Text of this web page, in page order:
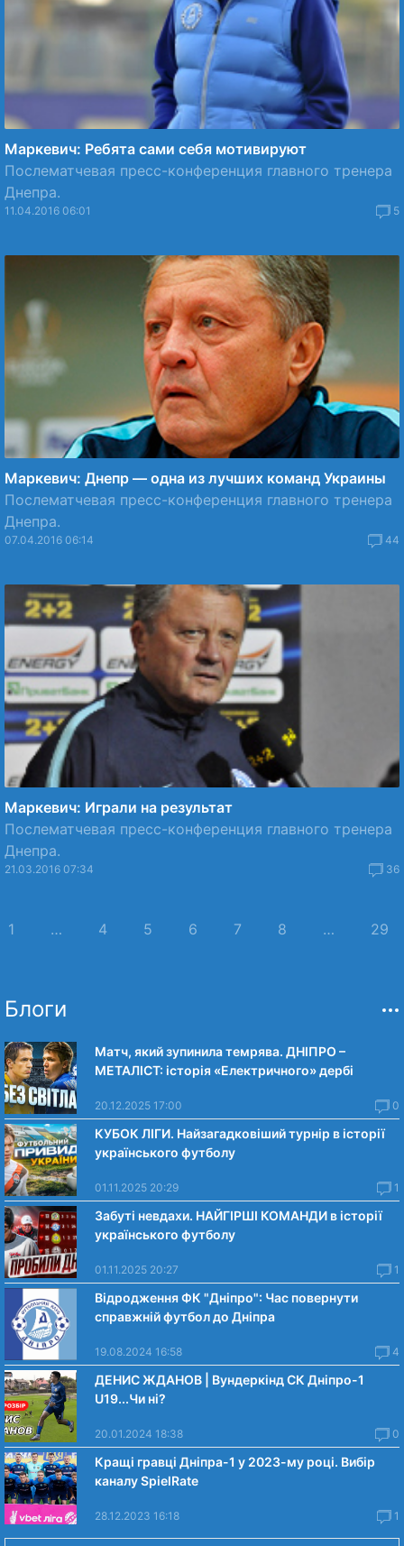
Маркевич: Ребята сами себя мотивируют
Послематчевая пресс-конференция главного тренера
Днепра.
11.04.2016 06:01 5
Маркевич: Днепр — одна из лучших команд Украины
Послематчевая пресс-конференция главного тренера
Днепра.
07.04.2016 06:14 44
Маркевич: Играли на результат
Послематчевая пресс-конференция главного тренера
Днепра.
21.03.2016 07:34 36
1 … 4 5 6 7 8 … 29
Блоги
Матч, який зупинила темрява. ДНІПРО –
МЕТАЛІСТ: історія «Електричного» дербі
20.12.2025 17:00 0
КУБОК ЛІГИ. Найзагадковіший турнір в історії
українського футболу
01.11.2025 20:29 1
Забуті невдахи. НАЙГІРШІ КОМАНДИ в історії
українського футболу
01.11.2025 20:27 1
Відродження ФК "Дніпро": Час повернути
справжній футбол до Дніпра
19.08.2024 16:58 4
ДЕНИС ЖДАНОВ | Вундеркінд СК Дніпро-1
U19...Чи нi?
20.01.2024 18:38 0
Кращі гравці Дніпра-1 у 2023-му році. Вибiр
каналу SpielRate
28.12.2023 16:18 1